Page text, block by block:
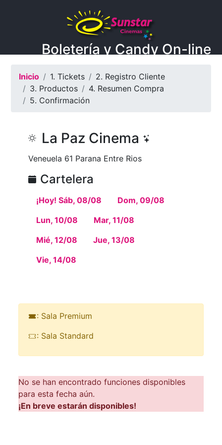
Boletería y Candy On-line
Inicio 1. Tickets
2. Registro Cliente
3. Productos
4. Resumen Compra
5. Confirmación
La Paz Cinema
Veneuela 61 Parana Entre Rios
Cartelera
¡Hoy! Sáb, 08/08
Dom, 09/08
Lun, 10/08
Mar, 11/08
Mié, 12/08
Jue, 13/08
Vie, 14/08
: Sala Premium
: Sala Standard
No se han encontrado funciones disponibles
para esta fecha aún.
¡En breve estarán disponibles!